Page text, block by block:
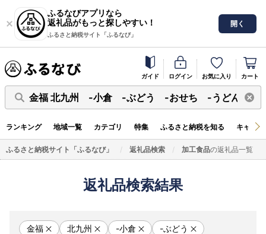
ふるなびアプリなら
返礼品がもっと探しやすい！
ふるさと納税サイト「ふるなび」
開く
ガイド ログイン お気に入り カート
金福 北九州 -小倉 -ぶどう -おせち -うどん -料
ランキング 地域一覧 カテゴリ 特集 ふるさと納税を知る キャン
ふるさと納税サイト「ふるなび」 返礼品検索 加工食品の返礼品一覧
返礼品検索結果
金福 北九州 -小倉
-ぶどう